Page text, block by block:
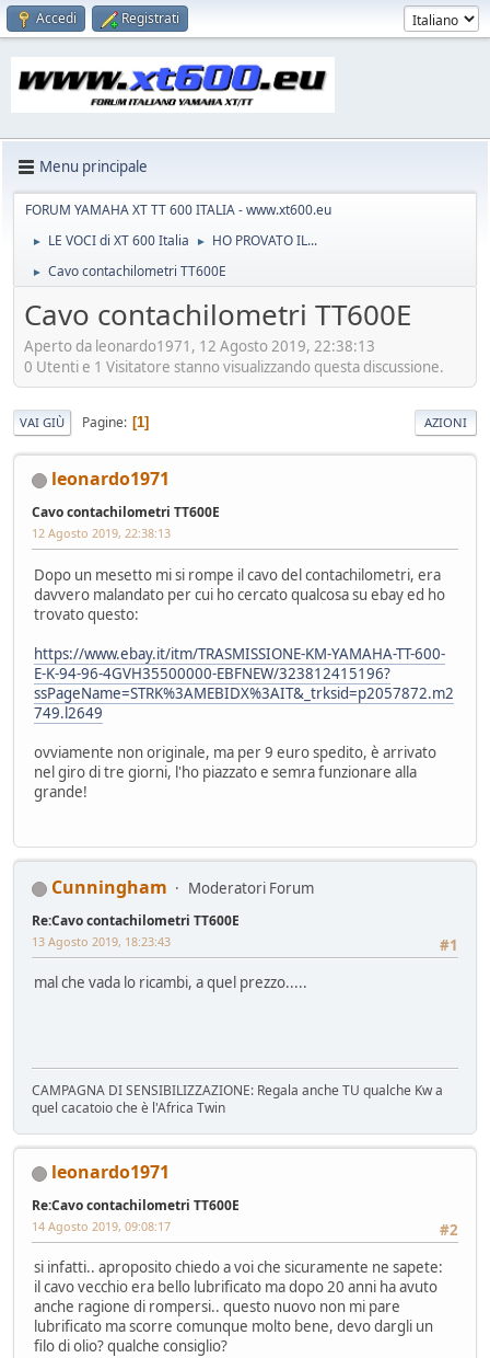
Accedi Registrati
Menu principale
FORUM YAMAHA XT TT 600 ITALIA - www.xt600.eu
► LE VOCI di XT 600 Italia ► HO PROVATO IL...
► Cavo contachilometri TT600E
Cavo contachilometri TT600E
Aperto da leonardo1971, 12 Agosto 2019, 22:38:13
0 Utenti e 1 Visitatore stanno visualizzando questa discussione.
VAI GIÙ Pagine 1 AZIONI
leonardo1971
Cavo contachilometri TT600E
12 Agosto 2019, 22:38:13
Dopo un mesetto mi si rompe il cavo del contachilometri, era
davvero malandato per cui ho cercato qualcosa su ebay ed ho
trovato questo:
https://www.ebay.it/itm/TRASMISSIONE-KM-YAMAHA-TT-600-
E-K-94-96-4GVH35500000-EBFNEW/323812415196?
ssPageName=STRK%3AMEBIDX%3AIT&_trksid=p2057872.m2
749.l2649
ovviamente non originale, ma per 9 euro spedito, è arrivato
nel giro di tre giorni, l'ho piazzato e semra funzionare alla
grande!
Cunningham Moderatori Forum
Re:Cavo contachilometri TT600E
#1
13 Agosto 2019, 18:23:43
mal che vada lo ricambi, a quel prezzo.....
CAMPAGNA DI SENSIBILIZZAZIONE: Regala anche TU qualche Kw a
quel cacatoio che è l'Africa Twin
leonardo1971
Re:Cavo contachilometri TT600E
#2
14 Agosto 2019, 09:08:17
si infatti.. aproposito chiedo a voi che sicuramente ne sapete:
il cavo vecchio era bello lubrificato ma dopo 20 anni ha avuto
anche ragione di rompersi.. questo nuovo non mi pare
lubrificato ma scorre comunque molto bene, devo dargli un
filo di olio? qualche consiglio?